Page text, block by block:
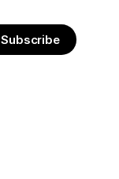
Subscribe